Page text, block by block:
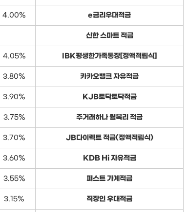
4.00% e금리우대적금
신한 스마트 적금
4.05% IBK평생한가족통장[정액적립식]
3.80% 카카오뱅크 자유적금
3.90% KJB토닥토닥적금
3.75% 주거래하나 월복리 적금
3.70% JB다이렉트 적금(정액적립식)
3.60% KDB Hi 자유적금
3.55% 퍼스트 가계적금
3.15% 직장인 우대적금